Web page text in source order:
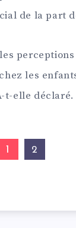
de la part
les
t-elle déclaré.
1 2